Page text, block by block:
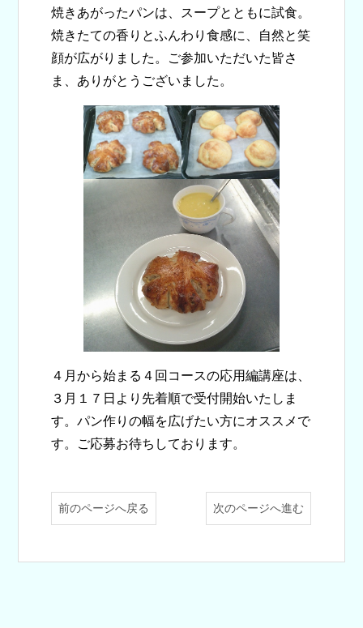
焼きあがったパンは、スープとともに試食。
焼きたての香りとふんわり食感に、自然と笑
顔が広がりました。ご参加いただいた皆さ
ま、ありがとうございました。
４月から始まる４回コースの応用編講座は、
３月１７日より先着順で受付開始いたしま
す。パン作りの幅を広げたい方にオススメで
す。ご応募お待ちしております。
前のページへ戻る 次のページへ進む